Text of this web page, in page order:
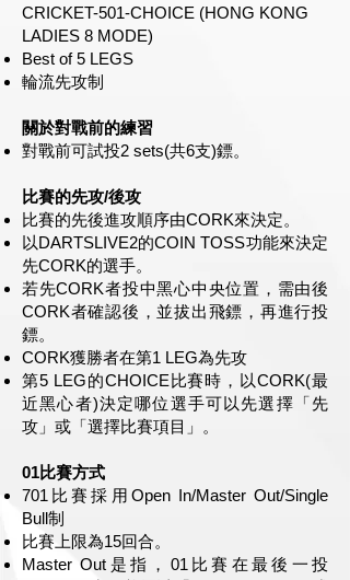
CRICKET-501-CHOICE (HONG KONG
LADIES 8 MODE)
Best of 5 LEGS
輪流先攻制
關於對戰前的練習
對戰前可試投2 sets(共6支)鏢。
比賽的先攻/後攻
比賽的先後進攻順序由CORK來決定。
以DARTSLIVE2的COIN TOSS功能來決定
先CORK的選手。
若先CORK者投中黑心中央位置，需由後
CORK者確認後，並拔出飛鏢，再進行投
鏢。
CORK獲勝者在第1 LEG為先攻
第5 LEG的CHOICE比賽時，以CORK(最
近黑心者)決定哪位選手可以先選擇「先
攻」或「選擇比賽項目」。
01比賽方式
701比賽採用Open In/Master Out/Single
Bull制
比賽上限為15回合。
Master Out是指，01比賽在最後一投